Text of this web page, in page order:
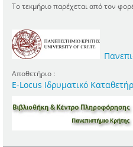
Το τεκμήριο παρέχεται από τον
Αποθετήριο :
E-Locus Ιδρυματικό